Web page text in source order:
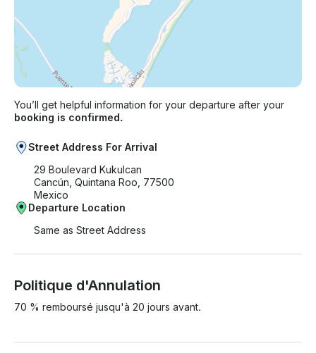
You’ll get helpful information for your departure after your
booking is confirmed.
Street Address For Arrival
29 Boulevard Kukulcan
Cancún, Quintana Roo, 77500
Mexico
Departure Location
Same as Street Address
Politique d'Annulation
70 % remboursé jusqu'à 20 jours avant.